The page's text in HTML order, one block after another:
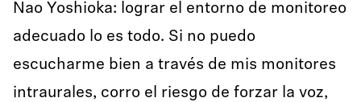
Nao Yoshioka: lograr el entorno de monitoreo
adecuado lo es todo. Si no puedo
escucharme bien a través de mis monitores
intraurales, corro el riesgo de forzar la voz,